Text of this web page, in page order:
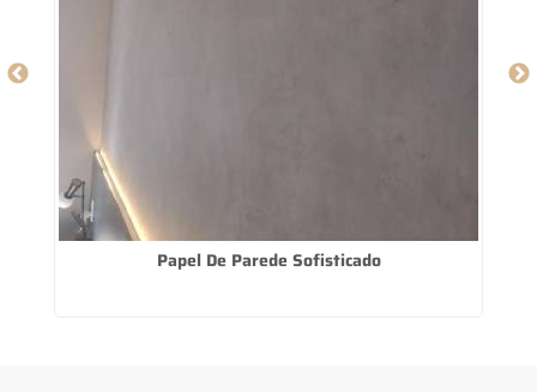
Papel De Parede Sofisticado